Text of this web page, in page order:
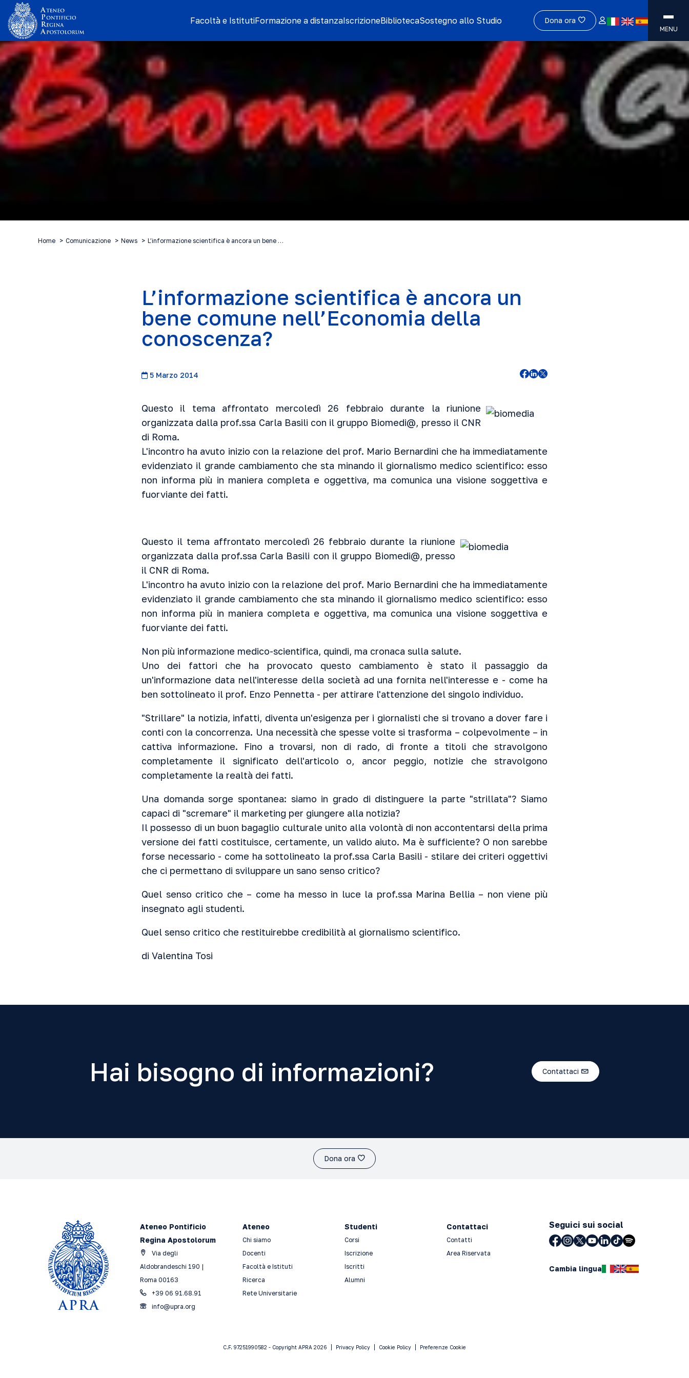
Facoltà e IstitutiFormazione a distanzaIscrizioneBibliotecaSostegno allo Studio Dona ora
MENU
Home Comunicazione News L’informazione scientifica è ancora un bene …
L’informazione scientifica è ancora un
bene comune nell’Economia della
conoscenza?
5 Marzo 2014
Questo il tema affrontato mercoledì 26 febbraio durante la riunione
organizzata dalla prof.ssa Carla Basili con il gruppo Biomedi@, presso il CNR
di Roma.
L'incontro ha avuto inizio con la relazione del prof. Mario Bernardini che ha immediatamente
evidenziato il grande cambiamento che sta minando il giornalismo medico scientifico: esso
non informa più in maniera completa e oggettiva, ma comunica una visione soggettiva e
fuorviante dei fatti.
Questo il tema affrontato mercoledì 26 febbraio durante la riunione
organizzata dalla prof.ssa Carla Basili con il gruppo Biomedi@, presso
il CNR di Roma.
L'incontro ha avuto inizio con la relazione del prof. Mario Bernardini che ha immediatamente
evidenziato il grande cambiamento che sta minando il giornalismo medico scientifico: esso
non informa più in maniera completa e oggettiva, ma comunica una visione soggettiva e
fuorviante dei fatti.
Non più informazione medico-scientifica, quindi, ma cronaca sulla salute.
Uno dei fattori che ha provocato questo cambiamento è stato il passaggio da
un'informazione data nell'interesse della società ad una fornita nell'interesse e - come ha
ben sottolineato il prof. Enzo Pennetta - per attirare l'attenzione del singolo individuo.
"Strillare" la notizia, infatti, diventa un'esigenza per i giornalisti che si trovano a dover fare i
conti con la concorrenza. Una necessità che spesse volte si trasforma – colpevolmente – in
cattiva informazione. Fino a trovarsi, non di rado, di fronte a titoli che stravolgono
completamente il significato dell'articolo o, ancor peggio, notizie che stravolgono
completamente la realtà dei fatti.
Una domanda sorge spontanea: siamo in grado di distinguere la parte "strillata"? Siamo
capaci di "scremare" il marketing per giungere alla notizia?
Il possesso di un buon bagaglio culturale unito alla volontà di non accontentarsi della prima
versione dei fatti costituisce, certamente, un valido aiuto. Ma è sufficiente? O non sarebbe
forse necessario - come ha sottolineato la prof.ssa Carla Basili - stilare dei criteri oggettivi
che ci permettano di sviluppare un sano senso critico?
Quel senso critico che – come ha messo in luce la prof.ssa Marina Bellia – non viene più
insegnato agli studenti.
Quel senso critico che restituirebbe credibilità al giornalismo scientifico.
di Valentina Tosi
Hai bisogno di informazioni? Contattaci
Dona ora
Ateneo Pontificio
Regina Apostolorum
Via degli
Aldobrandeschi 190 |
Roma 00163
+39 06 91.68.91
info@upra.org
Ateneo
Chi siamo
Docenti
Facoltà e Istituti
Ricerca
Rete Universitarie
Studenti
Corsi
Iscrizione
Iscritti
Alumni
Contattaci
Contatti
Area Riservata
Seguici sui social
Cambia lingua
C.F. 97251990582 - Copyright APRA 2026 Privacy Policy Cookie Policy Preferenze Cookie